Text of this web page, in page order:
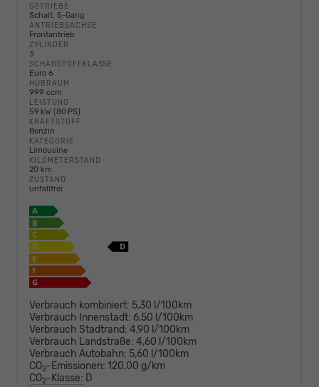
GETRIEBE
Schalt. 5-Gang
ANTRIEBSACHSE
Frontantrieb
ZYLINDER
3
SCHADSTOFFKLASSE
Euro 6
HUBRAUM
999 ccm
LEISTUNG
59 kW (80 PS)
KRAFTSTOFF
Benzin
KATEGORIE
Limousine
KILOMETERSTAND
20 km
ZUSTAND
unfallfrei
Verbrauch kombiniert: 5,30 l/100km
Verbrauch Innenstadt: 6,50 l/100km
Verbrauch Stadtrand: 4,90 l/100km
Verbrauch Landstraße: 4,60 l/100km
Verbrauch Autobahn: 5,60 l/100km
CO2-Emissionen: 120,00 g/km
CO2-Klasse: D